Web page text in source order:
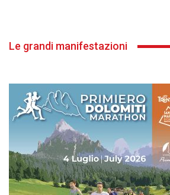
Le grandi manifestazioni